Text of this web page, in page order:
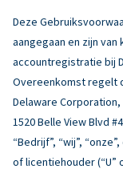
Deze
aangegaan en zijn
accountregistratie bij
Overeenkomst regelt
Delaware
1520 Belle View Blvd
“Bedrijf”, “wij”,
of licentiehouder (“U”